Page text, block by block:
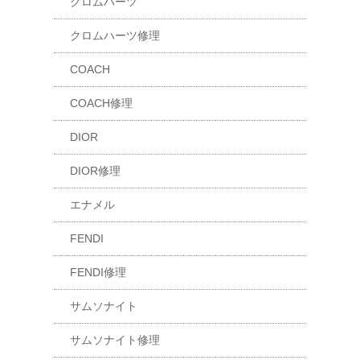
クロムハーツ修理
COACH
COACH修理
DIOR
DIOR修理
エナメル
FENDI
FENDI修理
サムソナイト
サムソナイト修理